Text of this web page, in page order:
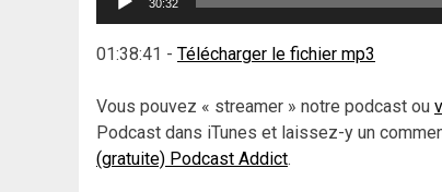
30:32
01:38:41 - Télécharger le fichier mp3
Vous pouvez « streamer » notre podcast ou
Podcast dans iTunes et laissez-y un
(gratuite) Podcast Addict.